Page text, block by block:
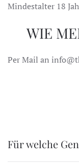
Mindestalter 18
WIE
Per Mail an
Für welche